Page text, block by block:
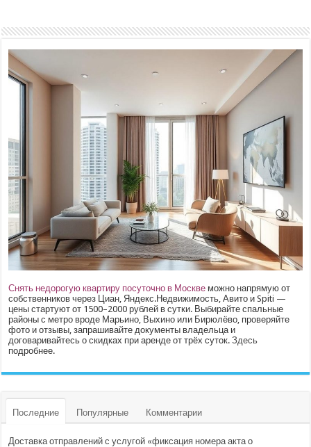
Снять недорогую квартиру посуточно в Москве можно напрямую от
собственников через Циан, Яндекс.Недвижимость, Авито и Spiti —
цены стартуют от 1500–2000 рублей в сутки. Выбирайте спальные
районы с метро вроде Марьино, Выхино или Бирюлёво, проверяйте
фото и отзывы, запрашивайте документы владельца и
договаривайтесь о скидках при аренде от трёх суток.Здесь
подробнее.
Последние Популярные Комментарии
Доставка отправлений с услугой «фиксация номера акта о